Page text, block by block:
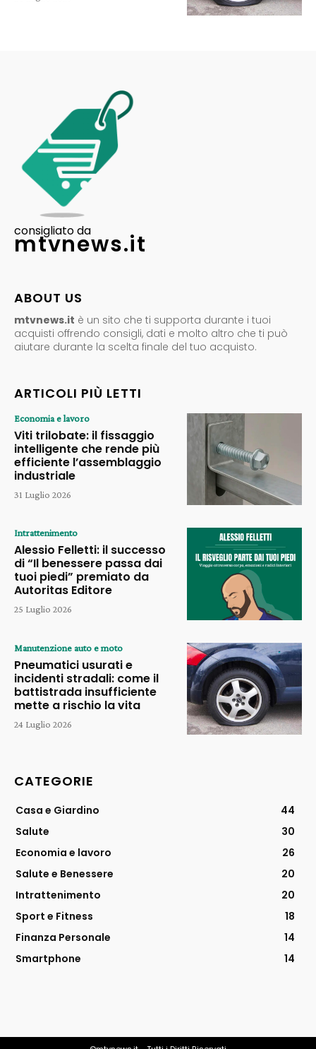
consigliato da
mtvnews.it
ABOUT US
mtvnews.it è un sito che ti supporta durante i tuoi
acquisti offrendo consigli, dati e molto altro che ti può
aiutare durante la scelta finale del tuo acquisto.
ARTICOLI PIÙ LETTI
Economia e lavoro
Viti trilobate: il fissaggio
intelligente che rende più
efficiente l’assemblaggio
industriale
31 Luglio 2026
Intrattenimento
Alessio Felletti: il successo
di “Il benessere passa dai
tuoi piedi” premiato da
Autoritas Editore
25 Luglio 2026
Manutenzione auto e moto
Pneumatici usurati e
incidenti stradali: come il
battistrada insufficiente
mette a rischio la vita
24 Luglio 2026
CATEGORIE
Casa e Giardino
44
Salute
30
Economia e lavoro
26
Salute e Benessere
20
Intrattenimento
20
Sport e Fitness
18
Finanza Personale
14
Smartphone
14